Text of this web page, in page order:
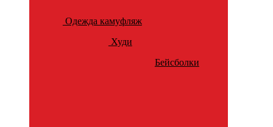
Одежда камуфляж
Худи
Бейсболки